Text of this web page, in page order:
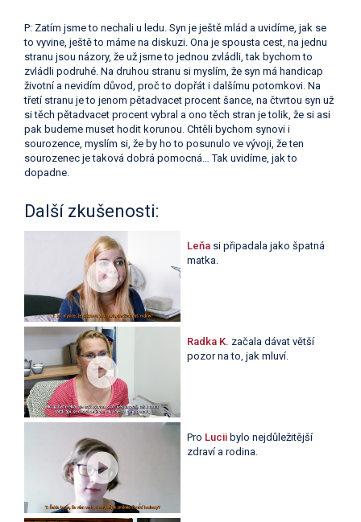
P: Zatím jsme to nechali u ledu. Syn je ještě mlád a uvidíme, jak se
to vyvine, ještě to máme na diskuzi. Ona je spousta cest, na jednu
stranu jsou názory, že už jsme to jednou zvládli, tak bychom to
zvládli podruhé. Na druhou stranu si myslím, že syn má handicap
životní a nevidím důvod, proč to dopřát i dalšímu potomkovi. Na
třetí stranu je to jenom pětadvacet procent šance, na čtvrtou syn už
si těch pětadvacet procent vybral a ono těch stran je tolik, že si asi
pak budeme muset hodit korunou. Chtěli bychom synovi i
sourozence, myslím si, že by ho to posunulo ve vývoji, že ten
sourozenec je taková dobrá pomocná… Tak uvidíme, jak to
dopadne.
Další zkušenosti:
Leňasi připadala jako špatná
matka.
Radka K. začala dávat větší
pozor na to, jak mluví.
Pro Lucii bylo nejdůležitější
zdraví a rodina.